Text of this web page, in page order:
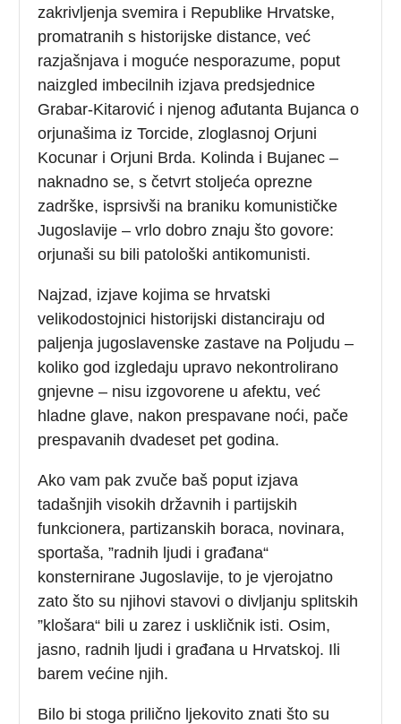
zakrivljenja svemira i Republike Hrvatske,
promatranih s historijske distance, već
razjašnjava i moguće nesporazume, poput
naizgled imbecilnih izjava predsjednice
Grabar-Kitarović i njenog ađutanta Bujanca o
orjunašima iz Torcide, zloglasnoj Orjuni
Kocunar i Orjuni Brda. Kolinda i Bujanec –
naknadno se, s četvrt stoljeća oprezne
zadrške, isprsivši na braniku komunističke
Jugoslavije – vrlo dobro znaju što govore:
orjunaši su bili patološki antikomunisti.
Najzad, izjave kojima se hrvatski
velikodostojnici historijski distanciraju od
paljenja jugoslavenske zastave na Poljudu –
koliko god izgledaju upravo nekontrolirano
gnjevne – nisu izgovorene u afektu, već
hladne glave, nakon prespavane noći, pače
prespavanih dvadeset pet godina.
Ako vam pak zvuče baš poput izjava
tadašnjih visokih državnih i partijskih
funkcionera, partizanskih boraca, novinara,
sportaša, ”radnih ljudi i građana“
konsternirane Jugoslavije, to je vjerojatno
zato što su njihovi stavovi o divljanju splitskih
”klošara“ bili u zarez i uskličnik isti. Osim,
jasno, radnih ljudi i građana u Hrvatskoj. Ili
barem većine njih.
Bilo bi stoga prilično ljekovito znati što su